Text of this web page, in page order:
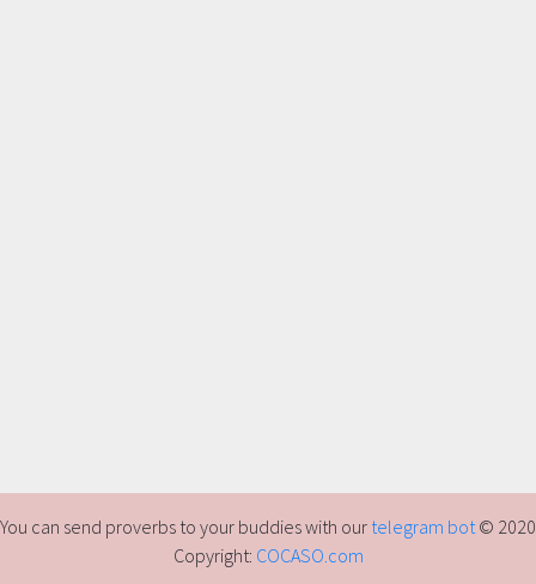
You can send proverbs to your buddies with our telegram bot© 2020
Copyright: COCASO.com